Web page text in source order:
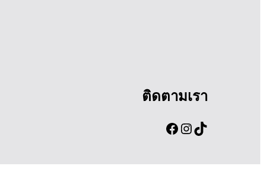
ติดตามเรา
Facebook
Instagram
TikTok